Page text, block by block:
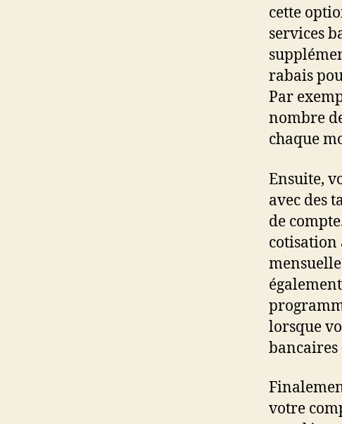
cette
services
rabais
Par
nombre
chaque
Ensuite,
avec des
de
cotisation
lorsque
bancaires
votre